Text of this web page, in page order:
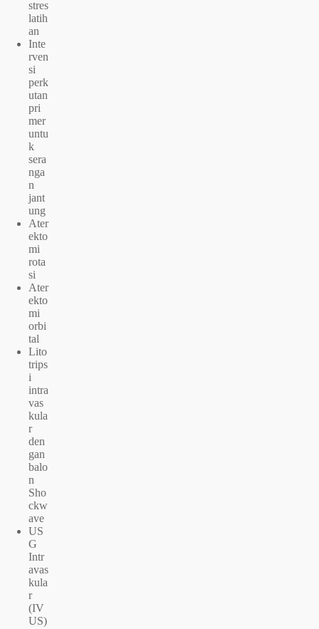
stres
latih
an
Inte
rven
si
perk
utan
pri
mer
untu
k
sera
nga
n
jant
ung
Ater
ekto
mi
rota
si
Ater
ekto
mi
orbi
tal
Lito
trips
i
intra
vas
kula
r
den
gan
balo
n
Sho
ckw
ave
US
G
Intr
avas
kula
r
(IV
US)